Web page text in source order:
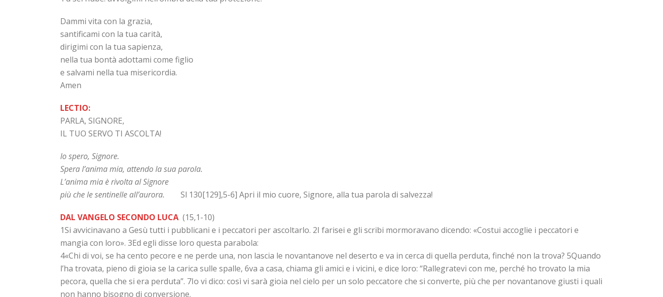
Dammi vita con la grazia,
santificami con la tua carità,
dirigimi con la tua sapienza,
nella tua bontà adottami come figlio
e salvami nella tua misericordia.
Amen
LECTIO:
PARLA, SIGNORE,
IL TUO SERVO TI ASCOLTA!
Io spero, Signore.
Spera l’anima mia, attendo la sua parola.
L’anima mia è rivolta al Signore
più che le sentinelle all’aurora. Sl 130[129],5-6] Apri il mio cuore, Signore, alla tua parola di salvezza!
DAL VANGELO SECONDO LUCA (15,1-10)
1Si avvicinavano a Gesù tutti i pubblicani e i peccatori per ascoltarlo. 2I farisei e gli scribi mormoravano dicendo: «Costui accoglie i peccatori e
mangia con loro». 3Ed egli disse loro questa parabola:
4«Chi di voi, se ha cento pecore e ne perde una, non lascia le novantanove nel deserto e va in cerca di quella perduta, finché non la trova? 5Quando
l’ha trovata, pieno di gioia se la carica sulle spalle, 6va a casa, chiama gli amici e i vicini, e dice loro: “Rallegratevi con me, perché ho trovato la mia
pecora, quella che si era perduta”. 7Io vi dico: così vi sarà gioia nel cielo per un solo peccatore che si converte, più che per novantanove giusti i quali
non hanno bisogno di conversione.